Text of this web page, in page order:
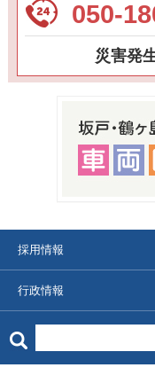
050-
災害発
採用情報
行政情報